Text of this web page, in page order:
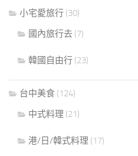
小宅愛旅行 (30)
國內旅行去 (7)
韓國自由行 (23)
台中美食 (124)
中式料理 (21)
港/日/韓式料理 (17)